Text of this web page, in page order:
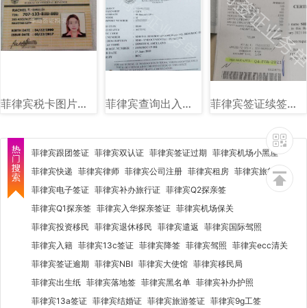
菲律宾税卡图片样式讲解 菲律宾查询出入境黑名单图片样式 菲律宾签证续签图片样式讲解
菲律宾跟团签证 菲律宾双认证 菲律宾签证过期 菲律宾机场小黑屋
菲律宾快递 菲律宾律师 菲律宾公司注册 菲律宾租房 菲律宾旅行社
菲律宾电子签证 菲律宾补办旅行证 菲律宾Q2探亲签
菲律宾Q1探亲签 菲律宾入华探亲签证 菲律宾机场保关
菲律宾投资移民 菲律宾退休移民 菲律宾遣返
菲律宾国际驾照
菲律宾入籍 菲律宾13c签证 菲律宾降签 菲律宾驾照 菲律宾ecc清关
菲律宾签证逾期 菲律宾NBI 菲律宾大使馆 菲律宾移民局
菲律宾出生纸 菲律宾落地签 菲律宾黑名单 菲律宾补办护照
菲律宾13a签证 菲律宾结婚证 菲律宾旅游签证 菲律宾9g工签